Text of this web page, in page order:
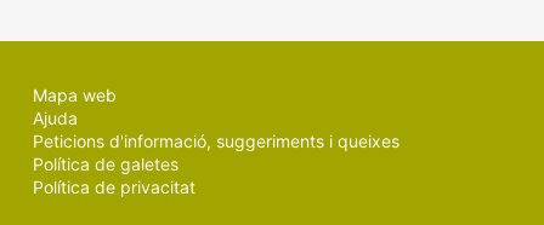
Mapa web
Ajuda
Peticions d'informació, suggeriments i queixes
Política de galetes
Política de privacitat